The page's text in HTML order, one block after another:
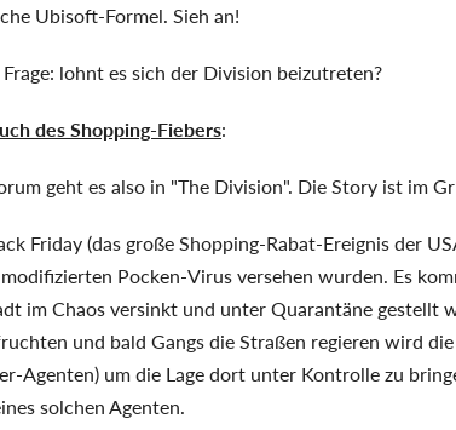
Ubisoft-Formel. Sieh an!
lohnt es sich der Division beizutreten?
des Shopping-Fiebers:
geht es also in "The Division". Die Story ist im
Friday (das große Shopping-Rabat-Ereignis der
Pocken-Virus versehen wurden. Es
im Chaos versinkt und unter Quarantäne gestellt
und bald Gangs die Straßen regieren wird
Agenten) um die Lage dort unter Kontrolle zu
solchen Agenten.